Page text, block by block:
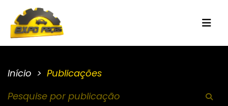
Início Publicações